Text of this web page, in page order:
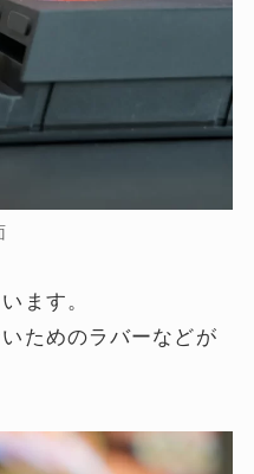
ます。
ためのラバーなどが